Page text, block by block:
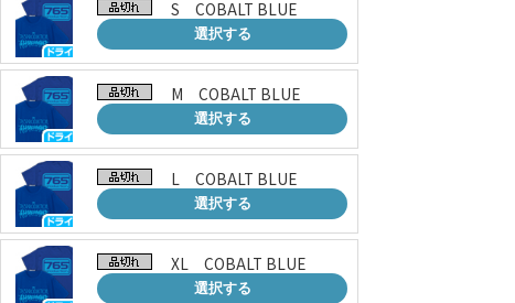
S COBALT BLUE
選択する
M COBALT BLUE
選択する
L COBALT BLUE
選択する
XL COBALT BLUE
選択する